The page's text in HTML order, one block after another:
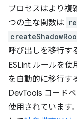
プロセスはより複
つの主な関数は
呼び出しを移行す
ESLint ルールを使
を自動的に移行す
DevTools コード
使用されています